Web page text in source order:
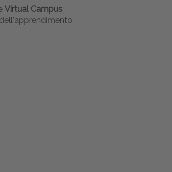
Virtual Campus: